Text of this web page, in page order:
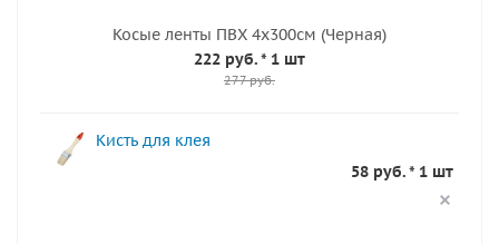
Косые ленты ПВХ 4x300см (Черная)
222 руб.* 1 шт
277 руб.
Кисть для клея
58 руб. * 1 шт